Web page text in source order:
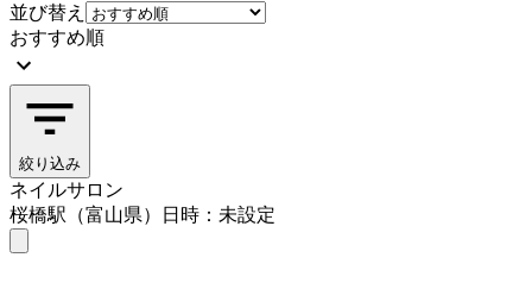
並び替え
おすすめ順
絞り込み
ネイルサロン
桜橋駅（富山県）
日時：未設定